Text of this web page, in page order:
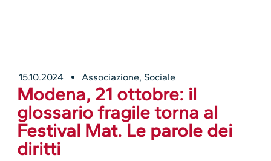
15.10.2024 Associazione, Sociale
Modena, 21 ottobre: il
glossario fragile torna al
Festival Mat. Le parole dei
diritti